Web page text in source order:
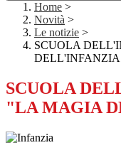
Home >
Novità >
Le notizie >
SCUOLA
SCUOLA
"LA MAGIA